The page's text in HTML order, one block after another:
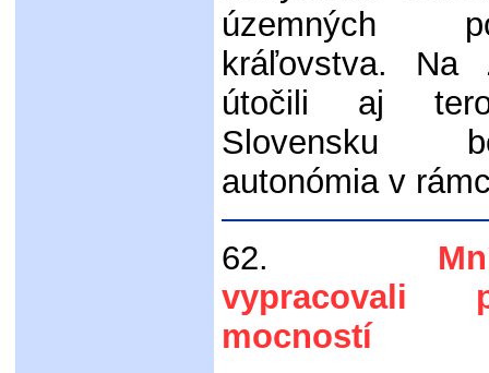
územných
kráľovstva. Na
útočili aj
Slovensku
autonómia v
62.
vypracovali
mocností